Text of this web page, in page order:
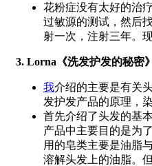
花粉症没有太好的治
过敏源的测试，然后
射一次，注射三年。
3. Lorna《洗发护发的秘密》
我介绍的主要是有关
发护发产品的原理，
首先介绍了头发的基
产品中主要目的是为
用的皂类主要是油脂
溶解头发上的油脂。